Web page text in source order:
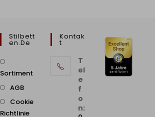
Stilbett
En.de
Sortiment
AGB
Cookie
Richtlinie
Kontak
T
T
el
e
f
o
n: